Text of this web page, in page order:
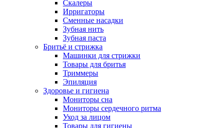
Скалеры
Ирригаторы
Сменные насадки
Зубная нить
Зубная паста
Бритьё и стрижка
Машинки для стрижки
Товары для бритья
Триммеры
Эпиляция
Здоровье и гигиена
Мониторы сна
Мониторы сердечного ритма
Уход за лицом
Товары для гигиены